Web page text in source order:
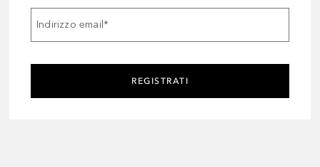
Indirizzo email*
REGISTRATI